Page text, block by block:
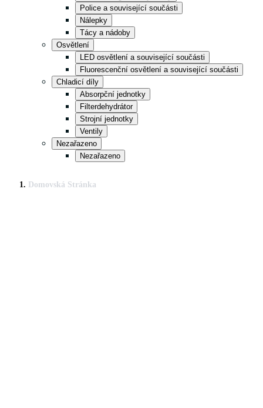
Police a související součásti
Nálepky
Tácy a nádoby
Osvětlení
LED osvětlení a související součásti
Fluorescenční osvětlení a související součásti
Chladicí díly
Absorpční jednotky
Filterdehydrátor
Strojní jednotky
Ventily
Nezařazeno
Nezařazeno
Domovská Stránka